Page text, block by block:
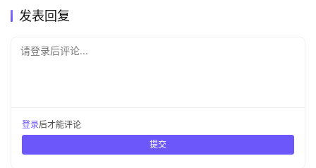
发表回复
请登录后评论...
登录后才能评论
提交